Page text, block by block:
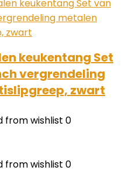
keukentang Set
vergrendeling
zwart
from wishlist 0
from wishlist 0